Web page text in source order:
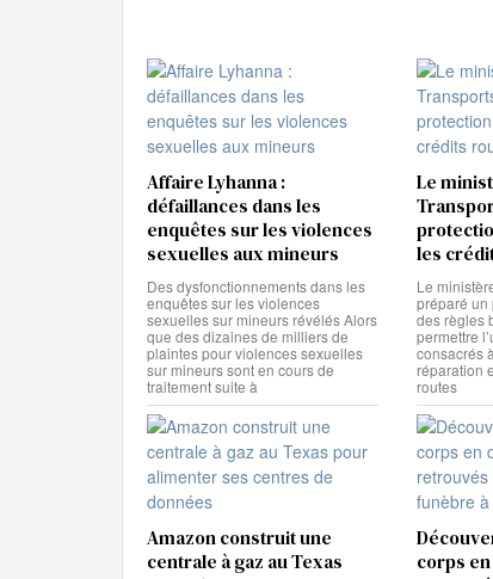
Affaire Lyhanna :
défaillances dans les
enquêtes sur les violences
sexuelles aux mineurs
Des dysfonctionnements dans les
enquêtes sur les violences
sexuelles sur mineurs révélés Alors
que des dizaines de milliers de
plaintes pour violences sexuelles
sur mineurs sont en cours de
traitement suite à
Le
les
Le
préparé un
des règles
permettre
consacrés
réparation
routes
Amazon construit une
centrale à gaz au Texas
corps